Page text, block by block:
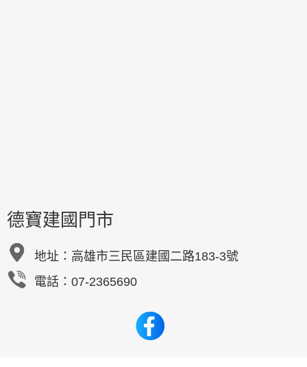
德寶建國門市
地址： 高雄市三民區建國二路183-3號
電話：07-2365690